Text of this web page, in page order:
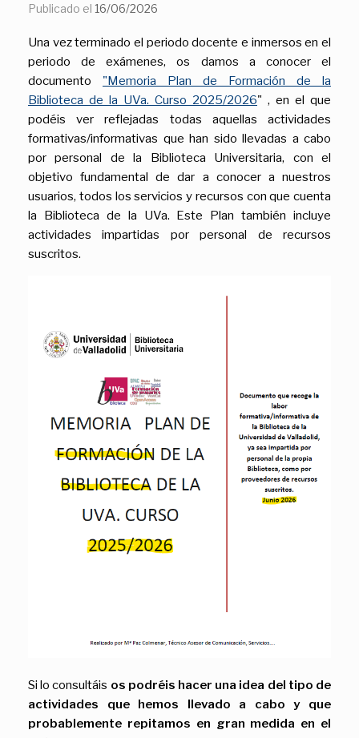
Publicado el 16/06/2026
Una vez terminado el periodo docente e inmersos en el
periodo de exámenes, os damos a conocer el
documento "Memoria Plan de Formación de la
Biblioteca de la UVa. Curso 2025/2026" , en el que
podéis ver reflejadas todas aquellas actividades
formativas/informativas que han sido llevadas a cabo
por personal de la Biblioteca Universitaria, con el
objetivo fundamental de dar a conocer a nuestros
usuarios, todos los servicios y recursos con que cuenta
la Biblioteca de la UVa. Este Plan también incluye
actividades impartidas por personal de recursos
suscritos.
Si lo consultáis os podréis hacer una idea del tipo de
actividades que hemos llevado a cabo y que
probablemente repitamos en gran medida en el